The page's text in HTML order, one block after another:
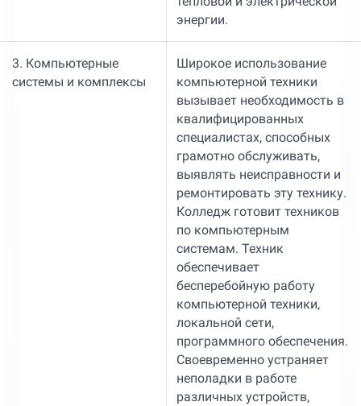
энергии.
3. Компьютерные
системы и комплексы
Широкое использование
компьютерной техники
вызывает необходимость в
квалифицированных
специалистах, способных
грамотно обслуживать,
выявлять неисправности и
ремонтировать эту технику.
Колледж готовит техников
по компьютерным
системам. Техник
обеспечивает
бесперебойную работу
компьютерной техники,
локальной сети,
программного обеспечения.
Своевременно устраняет
неполадки в работе
различных устройств,